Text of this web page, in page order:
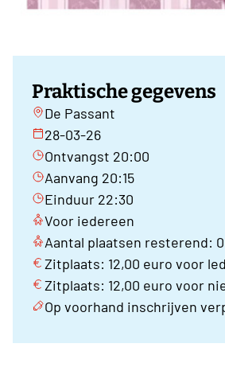
Praktische gegevens
De Passant
28-03-26
Ontvangst 20:00
Aanvang 20:15
Einduur 22:30
Voor iedereen
Aantal plaatsen resterend: 0
Zitplaats: 12,00 euro voor
Zitplaats: 12,00 euro voor
Op voorhand inschrijven